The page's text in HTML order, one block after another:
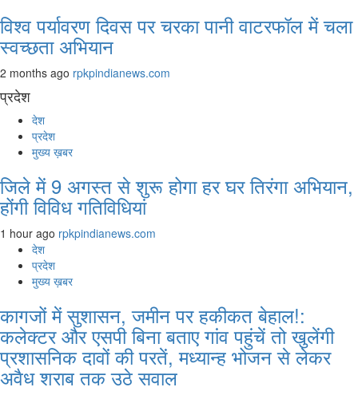
विश्व पर्यावरण दिवस पर चरका पानी वाटरफॉल में चला
स्वच्छता अभियान
2 months ago rpkpindianews.com
प्रदेश
देश
प्रदेश
मुख्य ख़बर
जिले में 9 अगस्‍त से शुरू होगा हर घर तिरंगा अभियान,
होंगी विविध गतिविधियां
1 hour ago rpkpindianews.com
देश
प्रदेश
मुख्य ख़बर
कागजों में सुशासन, जमीन पर हकीकत बेहाल!:
कलेक्टर और एसपी बिना बताए गांव पहुंचें तो खुलेंगी
प्रशासनिक दावों की परतें, मध्यान्ह भोजन से लेकर
अवैध शराब तक उठे सवाल